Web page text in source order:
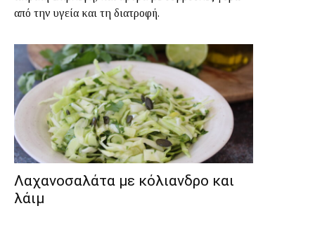
από την υγεία και τη διατροφή.
Λαχανοσαλάτα με κόλιανδρο και
λάιμ